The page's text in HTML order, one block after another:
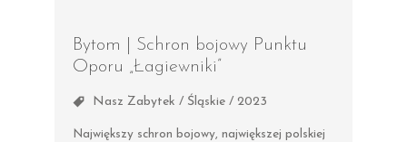
Bytom | Schron bojowy Punktu
Oporu „Łagiewniki”
Nasz Zabytek / Śląskie / 2023
Największy schron bojowy, największej polskiej